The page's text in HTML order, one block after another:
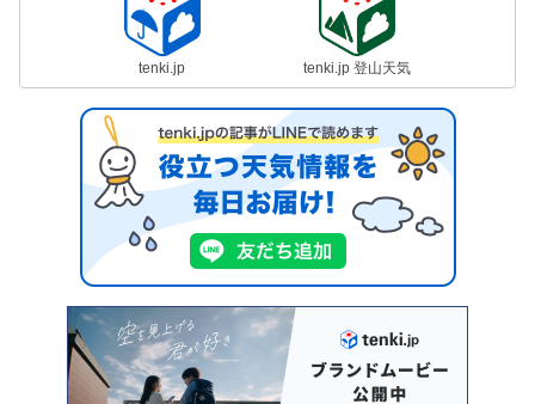
tenki.jp tenki.jp 登山天気